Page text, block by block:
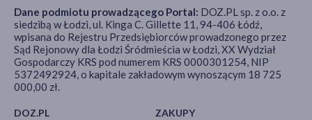
DOZ.PL ZAKUPY
Dane podmiotu prowadzącego Portal: DOZ.PL sp. z o.o. z
siedzibą w Łodzi, ul. Kinga C. Gillette 11, 94-406 Łódź,
wpisana do Rejestru Przedsiębiorców prowadzonego przez
Sąd Rejonowy dla Łodzi Śródmieścia w Łodzi, XX Wydział
Gospodarczy KRS pod numerem KRS 0000301254, NIP
5372492924, o kapitale zakładowym wynoszącym 18 725
000,00 zł.